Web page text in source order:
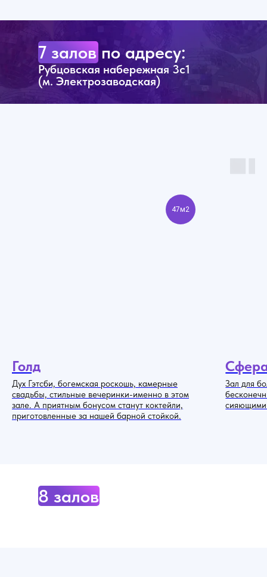
7 залов по адресу:
Рубцовская набережная 3с1
(м. Электрозаводская)
47м2
Голд
Дух Гэтсби, богемская роскошь, камерные
свадьбы, стильные вечеринки-именно в этом
зале. А приятным бонусом станут коктейли,
приготовленные за нашей барной стойкой.
Зал для
сияющими
8 залов по адресу: